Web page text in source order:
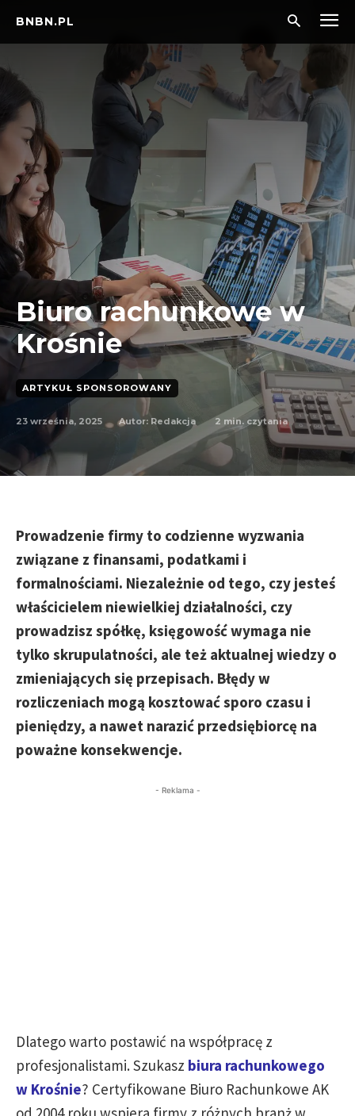
BNBN.PL
Biuro rachunkowe w
Krośnie
ARTYKUŁ SPONSOROWANY
23 września, 2025 Autor: Redakcja 2 min. czytania
Prowadzenie firmy to codzienne wyzwania
związane z finansami, podatkami i
formalnościami. Niezależnie od tego, czy jesteś
właścicielem niewielkiej działalności, czy
prowadzisz spółkę, księgowość wymaga nie
tylko skrupulatności, ale też aktualnej wiedzy o
zmieniających się przepisach. Błędy w
rozliczeniach mogą kosztować sporo czasu i
pieniędzy, a nawet narazić przedsiębiorcę na
poważne konsekwencje.
- Reklama -
Dlatego warto postawić na współpracę z
profesjonalistami. Szukasz biura rachunkowego
w Krośnie? Certyfikowane Biuro Rachunkowe AK